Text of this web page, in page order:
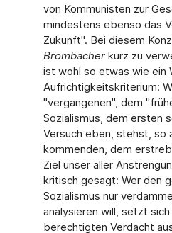
von Kommunisten zur
mindestens ebenso das
Zukunft". Bei diesem
Brombacherkurz zu
ist wohl so etwas wie ein
Aufrichtigkeitskriterium:
"vergangenen", dem
Sozialismus, dem ersten
Versuch eben, stehst, so
kommenden, dem
Ziel unser aller
kritisch gesagt: Wer den
Sozialismus nur
analysieren will, setzt
berechtigten Verdacht